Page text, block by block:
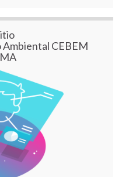
CEBEM